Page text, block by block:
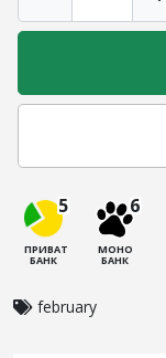
5
ПРИВАТ
БАНК
6
МОНО
БАНК
february